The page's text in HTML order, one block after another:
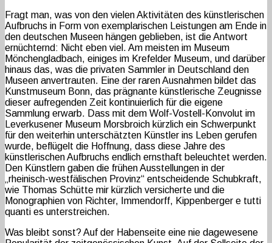
Fragt man, was von den vielen Aktivitäten des künstlerischen
Aufbruchs in Form von exemplarischen Leistungen am Ende in
den deutschen Museen hängen geblieben, ist die Antwort
ernüchternd: Nicht eben viel. Am meisten im Museum
Mönchengladbach, einiges im Krefelder Museum, und darüber
hinaus das, was die privaten Sammler in Deutschland den
Museen anvertrauten. Eine der raren Ausnahmen bildet das
Kunstmuseum Bonn, das prägnante künstlerische Zeugnisse
dieser aufregenden Zeit kontinuierlich für die eigene
Sammlung erwarb. Dass mit dem Wolf-Vostell-Konvolut im
Leverkusener Museum Morsbroich kürzlich ein Schwerpunkt
für den weiterhin unterschätzten Künstler ins Leben gerufen
wurde, beflügelt die Hoffnung, dass diese Jahre des
künstlerischen Aufbruchs endlich ernsthaft beleuchtet werden.
Den Künstlern gaben die frühen Ausstellungen in der
„rheinisch-westfälischen Provinz“ entscheidende Schubkraft,
wie Thomas Schütte mir kürzlich versicherte und die
Monographien von Richter, Immendorff, Kippenberger e tutti
quanti es unterstreichen.
Was bleibt sonst? Auf der Habenseite eine nie dagewesene